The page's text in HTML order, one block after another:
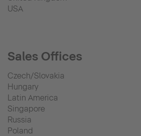
USA
Sales Offices
Czech/Slovakia
Hungary
Latin America
Singapore
Russia
Poland